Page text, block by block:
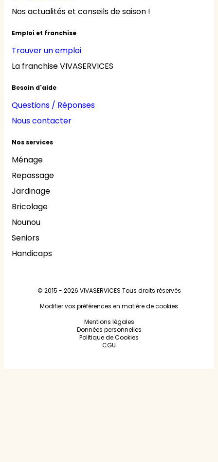
Nos actualités et conseils de saison !
Emploi et franchise
Trouver un emploi
La franchise VIVASERVICES
Besoin d'aide
Questions / Réponses
Nous contacter
Nos services
Ménage
Repassage
Jardinage
Bricolage
Nounou
Seniors
Handicaps
© 2015 - 2026 VIVASERVICES Tous droits réservés
Modifier vos préférences en matière de cookies
Mentions légales
Données personnelles
Politique de Cookies
CGU